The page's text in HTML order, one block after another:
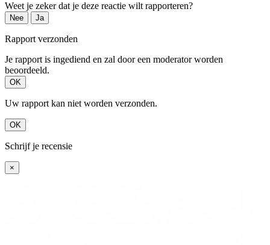
Weet je zeker dat je deze reactie wilt rapporteren?
Nee Ja
Rapport verzonden
Je rapport is ingediend en zal door een moderator worden
beoordeeld.
OK
Uw rapport kan niet worden verzonden.
OK
Schrijf je recensie
×